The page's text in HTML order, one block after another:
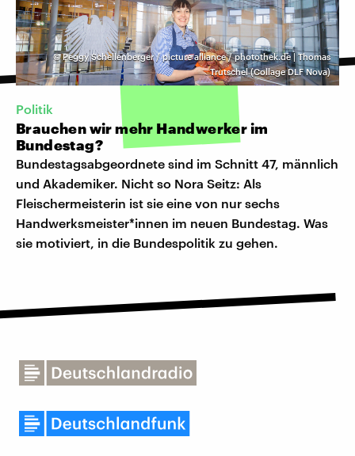
©Peggy Schellenberger / picture alliance / photothek.de | Thomas
Trutschel (Collage DLF Nova)
Politik
Brauchen wir mehr Handwerker im
Bundestag?
Bundestagsabgeordnete sind im Schnitt 47, männlich
und Akademiker. Nicht so Nora Seitz: Als
Fleischermeisterin ist sie eine von nur sechs
Handwerksmeister*innen im neuen Bundestag. Was
sie motiviert, in die Bundespolitik zu gehen.